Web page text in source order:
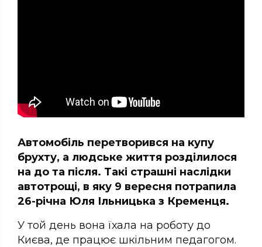
Автомобіль перетворився на купу
брухту, а людське життя розділилося
на до та після. Такі страшні наслідки
автотрощі, в яку 9 вересня потрапила
26-річна Юля Ільницька з Кременця.
У той день вона їхала на роботу до
Києва, де працює шкільним педагогом.